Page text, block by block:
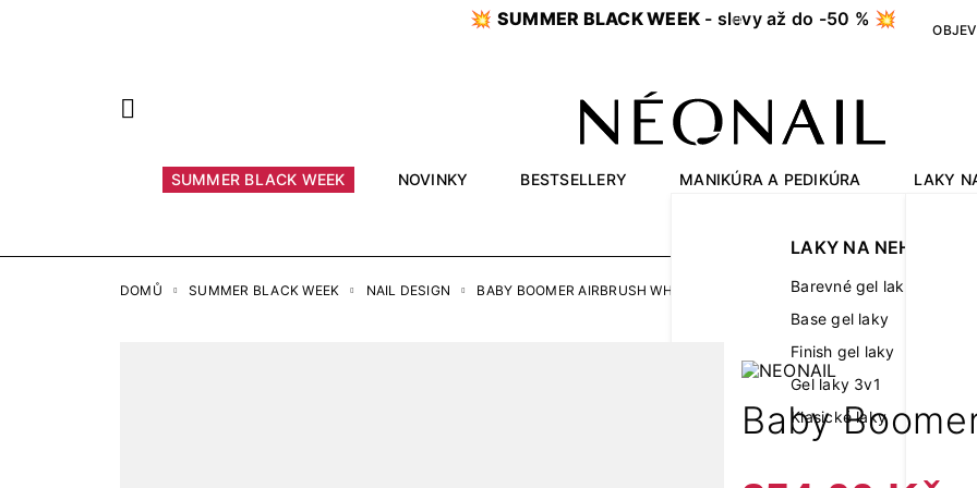
💥 SUMMER BLACK WEEK - slevy až do -50 % 💥 OBJEV
SUMMER BLACK WEEK NOVINKY BESTSELLERY MANIKÚRA A PEDIKÚRA
LAKY NA NEHTY
Barevné gel laky
Base gel laky
Finish gel laky
Gel laky 3v1
Klasické laky
LAKY
DOMŮ SUMMER BLACK WEEK NAIL DESIGN BABY BOOMER AIRBRUSH WHITE 5G
Baby